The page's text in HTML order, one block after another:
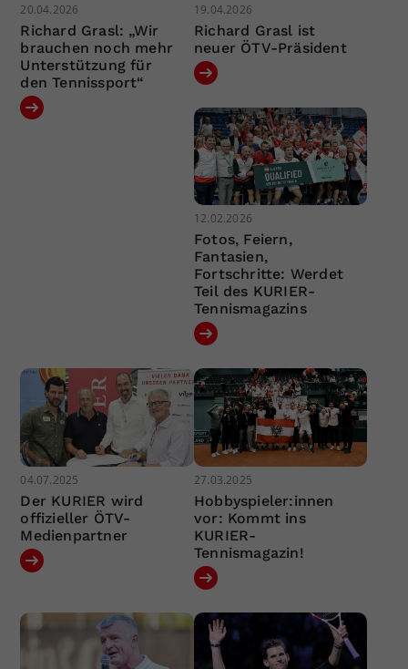
20.04.2026
Richard Grasl: „Wir
brauchen noch mehr
Unterstützung für
den Tennissport“
19.04.2026
Richard Grasl ist
neuer ÖTV-Präsident
12.02.2026
Fotos, Feiern,
Fantasien,
Fortschritte: Werdet
Teil des KURIER-
Tennismagazins
04.07.2025
Der KURIER wird
offizieller ÖTV-
Medienpartner
27.03.2025
Hobbyspieler:innen
vor: Kommt ins
KURIER-
Tennismagazin!